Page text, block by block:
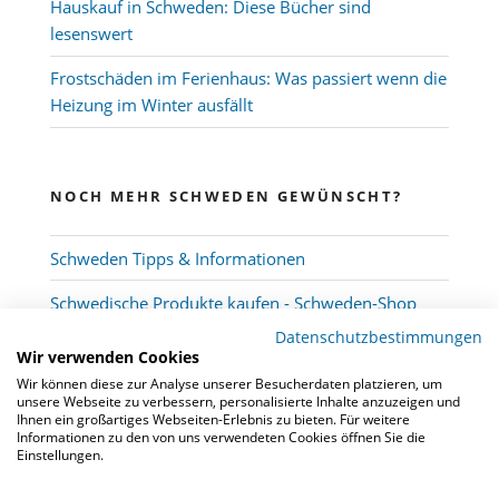
Hauskauf in Schweden: Diese Bücher sind
lesenswert
Frostschäden im Ferienhaus: Was passiert wenn die
Heizung im Winter ausfällt
NOCH MEHR SCHWEDEN GEWÜNSCHT?
Schweden Tipps & Informationen
Schwedische Produkte kaufen - Schweden-Shop
Datenschutzbestimmungen
Wir verwenden Cookies
Wir können diese zur Analyse unserer Besucherdaten platzieren, um
unsere Webseite zu verbessern, personalisierte Inhalte anzuzeigen und
Ihnen ein großartiges Webseiten-Erlebnis zu bieten. Für weitere
Informationen zu den von uns verwendeten Cookies öffnen Sie die
Einstellungen.